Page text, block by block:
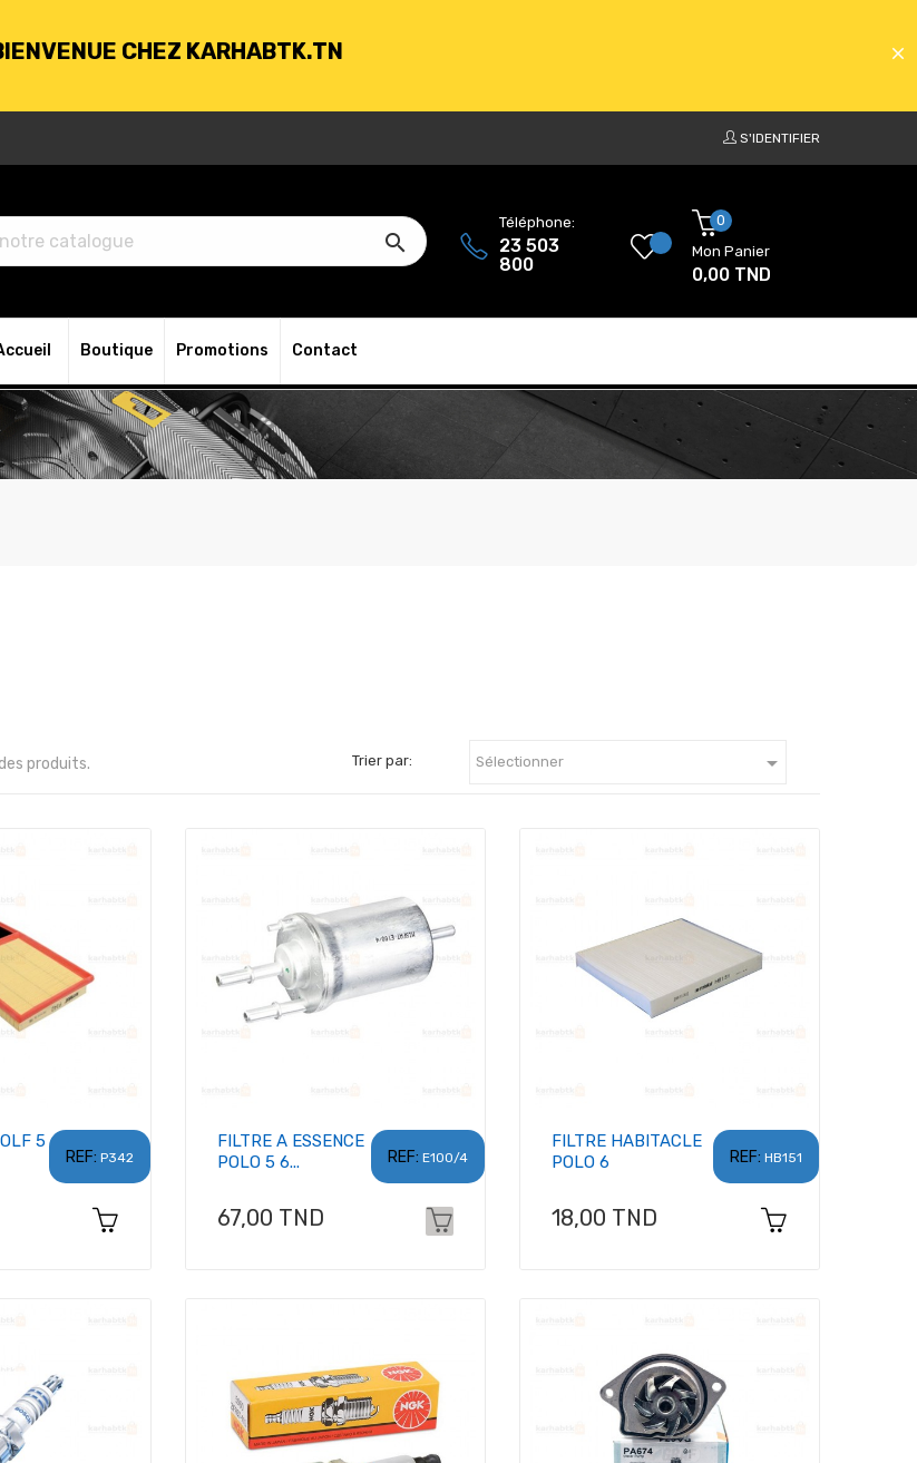
CHEZ KARHABTK.TN
GRATUITE À PARTIR DE 250DT D'ACHATS
CHEZ KARHABTK.TN
GRATUITE À PARTIR DE 250DT D'ACHATS
S'IDENTIFIER

Téléphone:
23 503
800
0
Mon Panier
0,00 TND
Boutique Promotions Contact
des produits. Trier par: Sélectionner 
REF: P342
5
REF: E100/4
FILTRE A ESSENCE
POLO 5 6...
Prix
67,00 TND
REF: HB151
FILTRE HABITACLE
POLO 6
Prix
18,00 TND